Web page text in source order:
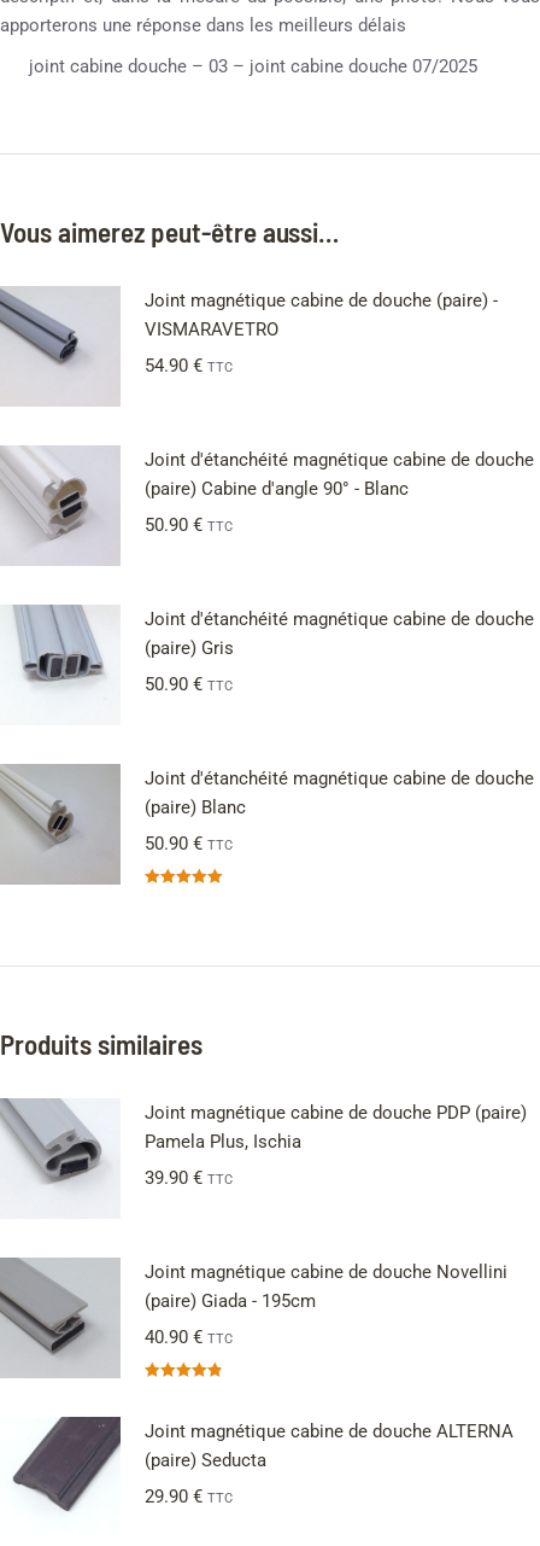
apporterons une réponse dans les meilleurs délais
joint cabine douche – 03 – joint cabine douche 07/2025
Vous aimerez peut-être aussi…
Joint magnétique cabine de douche (paire) -
VISMARAVETRO
54.90 € TTC
Joint d'étanchéité magnétique cabine de douche
(paire) Cabine d'angle 90° - Blanc
50.90 € TTC
Joint d'étanchéité magnétique cabine de douche
(paire) Gris
50.90 € TTC
Joint d'étanchéité magnétique cabine de douche
(paire) Blanc
50.90 € TTC
Produits similaires
Joint magnétique cabine de douche PDP (paire)
Pamela Plus, Ischia
39.90 € TTC
Joint magnétique cabine de douche Novellini
(paire) Giada - 195cm
40.90 € TTC
Joint magnétique cabine de douche ALTERNA
(paire) Seducta
29.90 € TTC